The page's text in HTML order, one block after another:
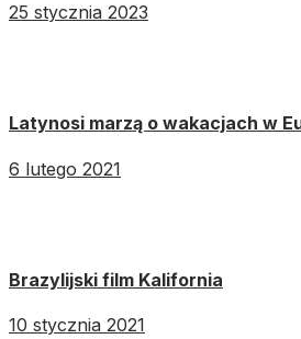
25 stycznia 2023
Latynosi marzą o wakacjach w
6 lutego 2021
Brazylijski film Kalifornia
10 stycznia 2021